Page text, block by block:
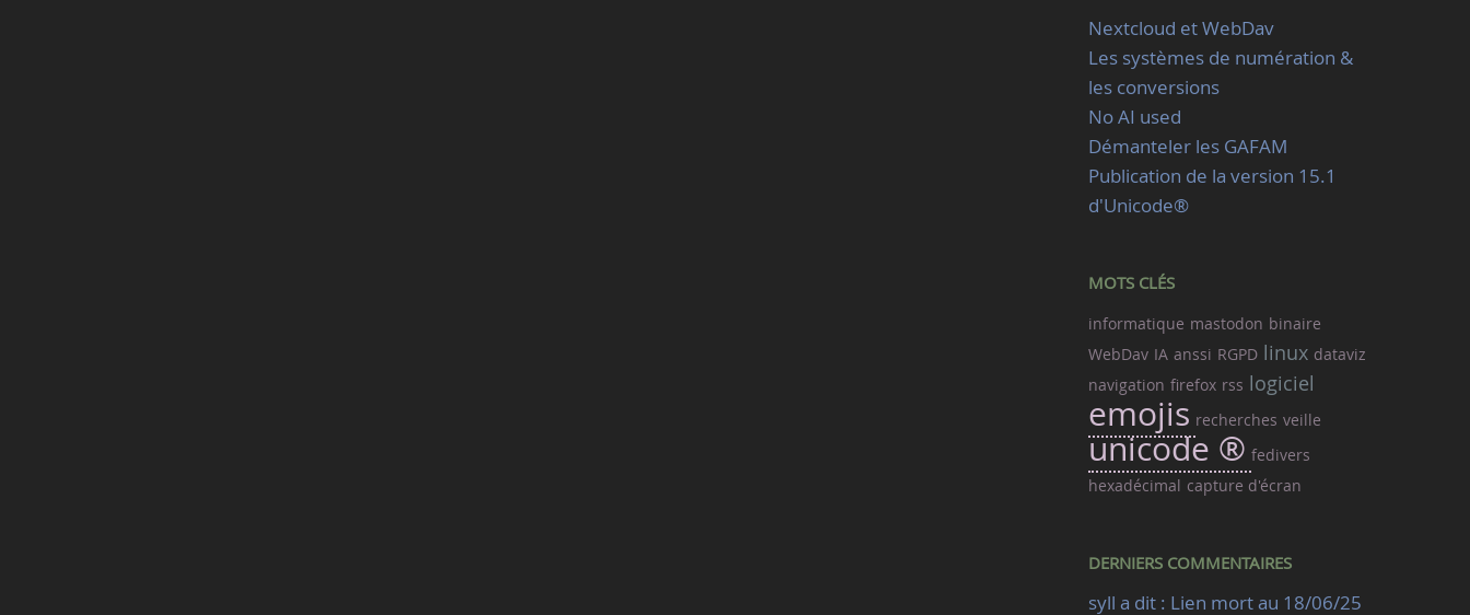
Nextcloud et WebDav
Les systèmes de numération &
les conversions
No AI used
Démanteler les GAFAM
Publication de la version 15.1
d'Unicode®
MOTS CLÉS
informatique mastodon binaire
WebDav IA anssi RGPD linux dataviz
navigation firefox rss logiciel
emojis recherches veille
unicode ® fedivers
hexadécimal capture d'écran
DERNIERS COMMENTAIRES
syll a dit : Lien mort au 18/06/25